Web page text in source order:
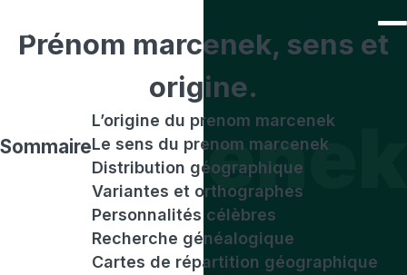
marcenek
Prénom marcenek, sens et
origine.
Sommaire
L’origine du prenom marcenek
Le sens du prenom marcenek
Distribution géographique
Variantes et orthographes
Personnalités célèbres
Recherche généalogique
Cartes de répartition géographique